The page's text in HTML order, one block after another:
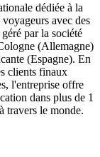
dédiée à la
avec des
par la société
(Allemagne)
(Espagne). En
clients finaux
l'entreprise offre
dans plus de 1
travers le monde.